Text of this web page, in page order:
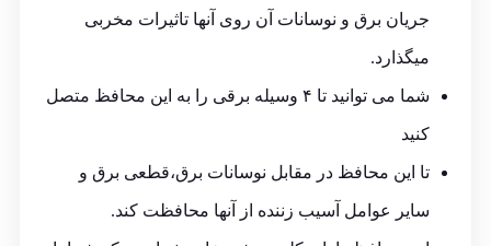
جریان برق و نوسانات آن روی آنها تاثیرات مخربی
میگذارد.
شما می توانید تا ۴ وسیله برقی را به این محافظ متصل
کنید
تا این محافظ در مقابل نوسانات برق،قطعی برق و
سایر عوامل آسیب زننده از آنها محافظت کند.